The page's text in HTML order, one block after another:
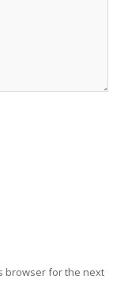
browser for the next